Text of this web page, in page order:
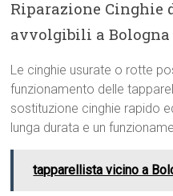
Riparazione Cinghie
avvolgibili a
Le cinghie usurate o rotte
funzionamento delle
sostituzione cinghie rapido
lunga durata e un
tapparellista vicino a